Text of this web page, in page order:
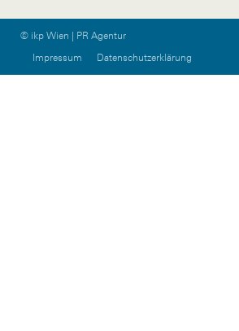
© ikp Wien | PR Agentur
Impressum
Datenschutzerklärung